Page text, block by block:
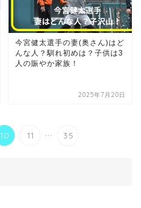
今宮健太選手の妻(奥さん)はど
んな人？馴れ初めは？子供は3
人の賑やか家族！
2025年7月20日
10 11 ... 35